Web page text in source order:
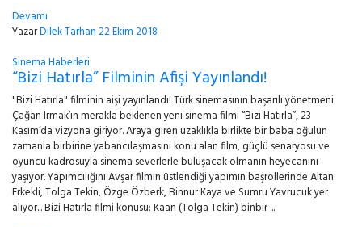
Devamı
YazarDilek Tarhan22 Ekim 2018
Sinema Haberleri
“Bizi Hatırla” Filminin Afişi Yayınlandı!
"Bizi Hatırla" filminin aişi yayınlandı! Türk sinemasının başarılı yönetmeni
Çağan Irmak’ın merakla beklenen yeni sinema filmi ‘‘Bizi Hatırla’’, 23
Kasım’da vizyona giriyor. Araya giren uzaklıkla birlikte bir baba oğulun
zamanla birbirine yabancılaşmasını konu alan film, güçlü senaryosu ve
oyuncu kadrosuyla sinema severlerle buluşacak olmanın heyecanını
yaşıyor. Yapımcılığını Avşar filmin üstlendiği yapımın başrollerinde Altan
Erkekli, Tolga Tekin, Özge Özberk, Binnur Kaya ve Sumru Yavrucuk yer
alıyor... Bizi Hatırla filmi konusu: Kaan (Tolga Tekin) binbir ...